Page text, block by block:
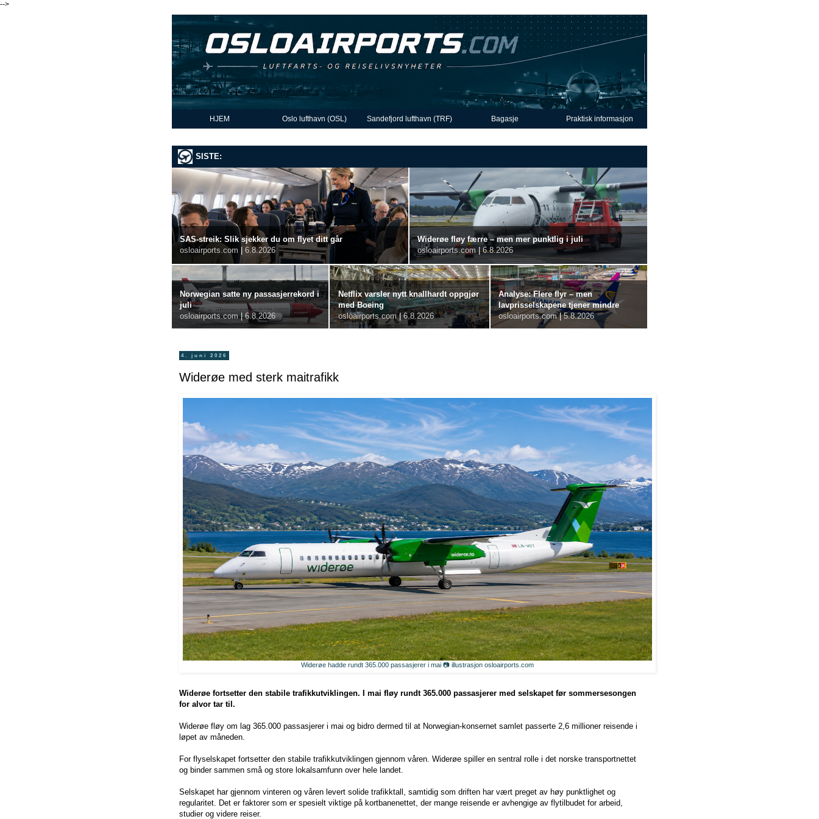
-->
HJEM Oslo lufthavn (OSL) Sandefjord lufthavn (TRF) Bagasje Praktisk informasjon
SISTE:
SAS-streik: Slik sjekker du om flyet ditt går
osloairports.com | 6.8.2026
Widerøe fløy færre – men mer punktlig i juli
osloairports.com | 6.8.2026
Norwegian satte ny passasjerrekord i
juli
osloairports.com | 6.8.2026
Netflix varsler nytt knallhardt oppgjør
med Boeing
osloairports.com | 6.8.2026
Analyse: Flere flyr – men
lavprisselskapene tjener mindre
osloairports.com | 5.8.2026
4. juni 2026
Widerøe med sterk maitrafikk
Widerøe hadde rundt 365.000 passasjerer i mai 📷 illustrasjon osloairports.com
Widerøe fortsetter den stabile trafikkutviklingen. I mai fløy rundt 365.000 passasjerer med selskapet før sommersesongen
for alvor tar til.
Widerøe fløy om lag 365.000 passasjerer i mai og bidro dermed til at Norwegian-konsernet samlet passerte 2,6 millioner reisende i
løpet av måneden.
For flyselskapet fortsetter den stabile trafikkutviklingen gjennom våren. Widerøe spiller en sentral rolle i det norske transportnettet
og binder sammen små og store lokalsamfunn over hele landet.
Selskapet har gjennom vinteren og våren levert solide trafikktall, samtidig som driften har vært preget av høy punktlighet og
regularitet. Det er faktorer som er spesielt viktige på kortbanenettet, der mange reisende er avhengige av flytilbudet for arbeid,
studier og videre reiser.